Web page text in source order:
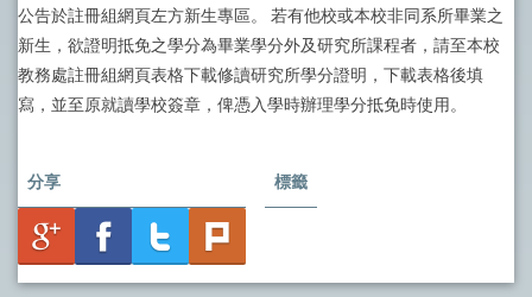
公告於註冊組網頁左方新生專區。 若有他校或本校非同系所畢業之
新生，欲證明抵免之學分為畢業學分外及研究所課程者，請至本校
教務處註冊組網頁表格下載修讀研究所學分證明，下載表格後填
寫，並至原就讀學校簽章，俾憑入學時辦理學分抵免時使用。
分享 標籤